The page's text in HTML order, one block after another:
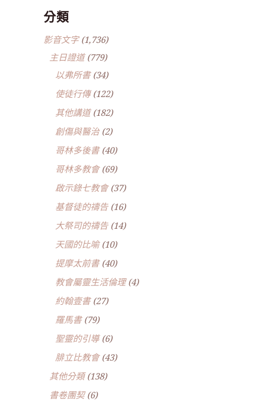
分類
影音文字(1,736)
主日證道(779)
以弗所書(34)
使徒行傳(122)
其他講道(182)
創傷與醫治(2)
哥林多後書(40)
哥林多教會(69)
啟示錄七教會(37)
基督徒的禱告(16)
大祭司的禱告(14)
天國的比喻(10)
提摩太前書(40)
教會屬靈生活倫理(4)
約翰壹書(27)
羅馬書(79)
聖靈的引導(6)
腓立比教會(43)
其他分類(138)
書卷團契(6)